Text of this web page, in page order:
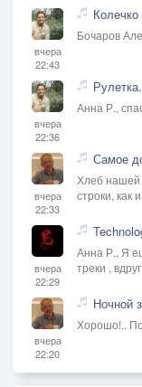
вчера
22:43
Колечко
Бочаров
вчера
22:36
Анна Р.,
вчера
22:33
Самое
Хлеб нашей
строки, как
вчера
22:29
Анна Р., Я
треки ,
вчера
22:20
Ночной
Хорошо!..